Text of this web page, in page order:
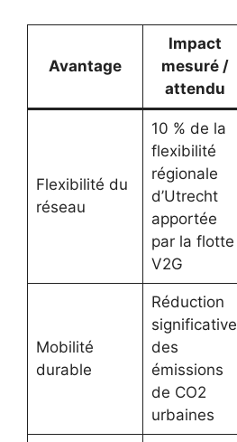
Avantage
Impact
mesuré /
attendu
Flexibilité du
réseau
10 % de la
flexibilité
régionale
d’Utrecht
apportée
par la flotte
V2G
Mobilité
durable
Réduction
significative
des
émissions
de CO2
urbaines